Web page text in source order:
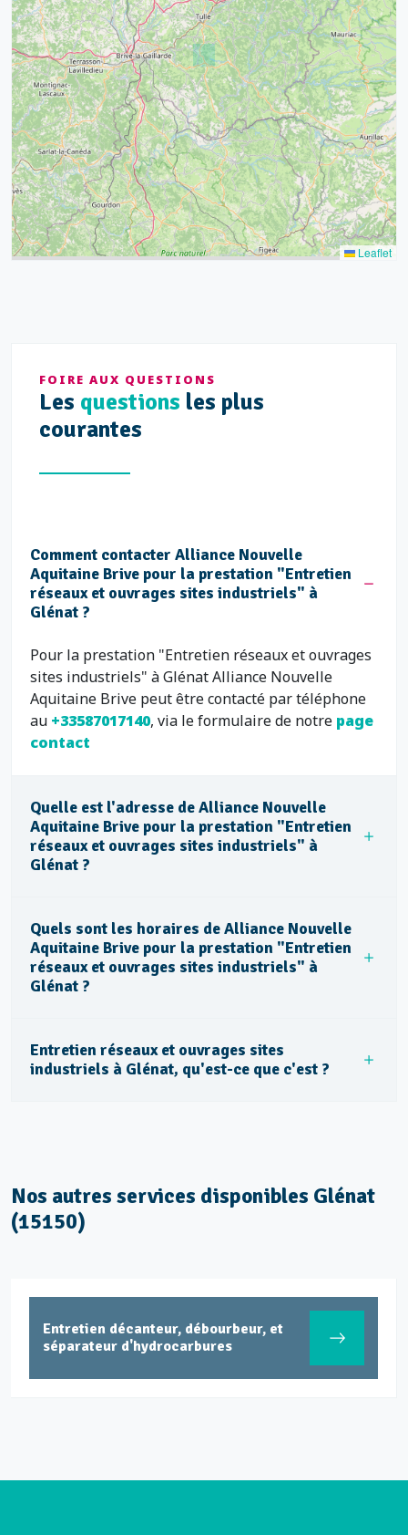
15
21
14
39
52 68
43
Leaflet
FOIRE AUX QUESTIONS
Les questions les plus
courantes
Comment contacter Alliance Nouvelle
Aquitaine Brive pour la prestation "Entretien
réseaux et ouvrages sites industriels" à
Glénat ?
Pour la prestation "Entretien réseaux et ouvrages
sites industriels" à Glénat Alliance Nouvelle
Aquitaine Brive peut être contacté par téléphone
au +33587017140, via le formulaire de notre page
contact
Quelle est l'adresse de Alliance Nouvelle
Aquitaine Brive pour la prestation "Entretien
réseaux et ouvrages sites industriels" à
Glénat ?
Quels sont les horaires de Alliance Nouvelle
Aquitaine Brive pour la prestation "Entretien
réseaux et ouvrages sites industriels" à
Glénat ?
Entretien réseaux et ouvrages sites
industriels à Glénat, qu'est-ce que c'est ?
Nos autres services disponibles Glénat
(15150)
Entretien décanteur, débourbeur, et
séparateur d'hydrocarbures